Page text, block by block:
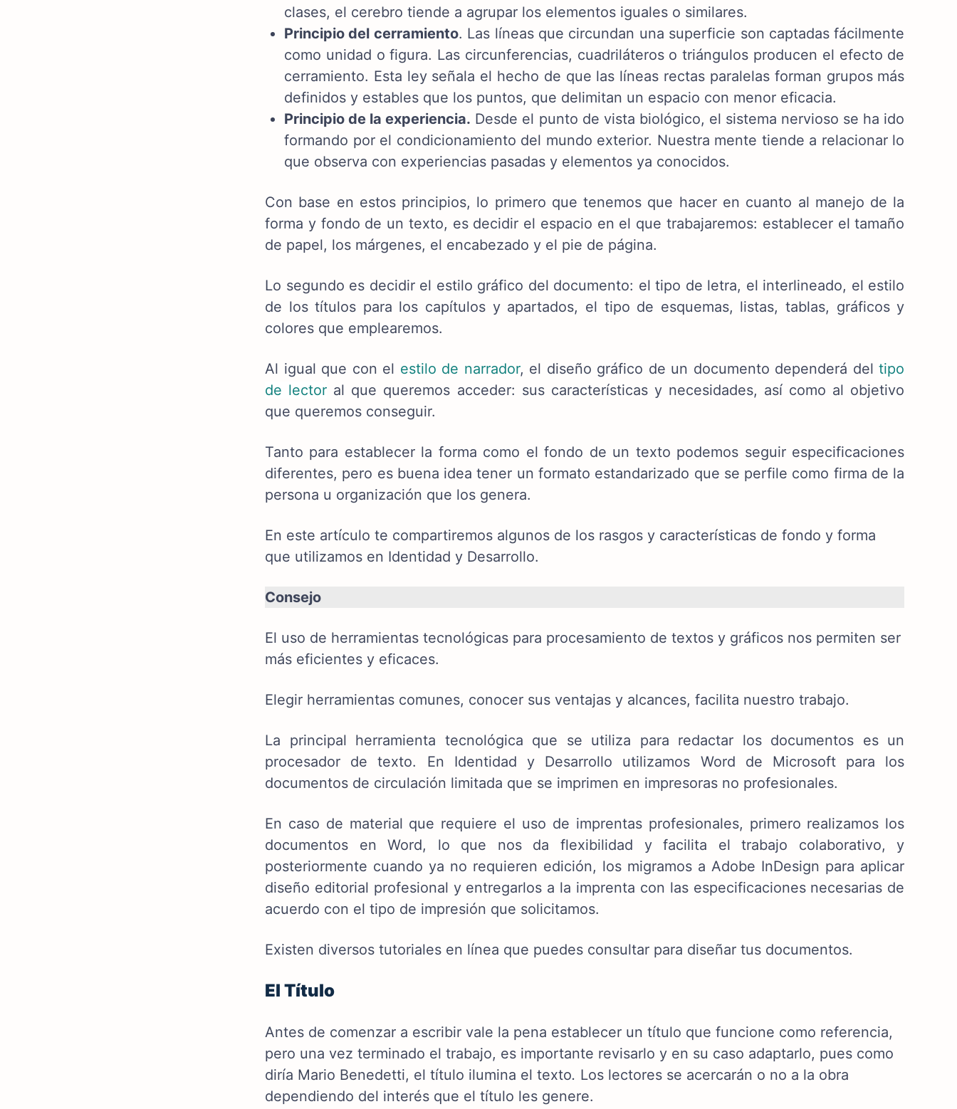
clases, el cerebro tiende a agrupar los elementos iguales o similares.
Principio del cerramiento. Las líneas que circundan una superficie son captadas fácilmente
como unidad o figura. Las circunferencias, cuadriláteros o triángulos producen el efecto de
cerramiento. Esta ley señala el hecho de que las líneas rectas paralelas forman grupos más
definidos y estables que los puntos, que delimitan un espacio con menor eficacia.
Principio de la experiencia. Desde el punto de vista biológico, el sistema nervioso se ha ido
formando por el condicionamiento del mundo exterior. Nuestra mente tiende a relacionar lo
que observa con experiencias pasadas y elementos ya conocidos.
Con base en estos principios, lo primero que tenemos que hacer en cuanto al manejo de la
forma y fondo de un texto, es decidir el espacio en el que trabajaremos: establecer el tamaño
de papel, los márgenes, el encabezado y el pie de página.
Lo segundo es decidir el estilo gráfico del documento: el tipo de letra, el interlineado, el estilo
de los títulos para los capítulos y apartados, el tipo de esquemas, listas, tablas, gráficos y
colores que emplearemos.
Al igual que con el estilo de narrador, el diseño gráfico de un documento dependerá deltipo
de lector al que queremos acceder: sus características y necesidades, así como al objetivo
que queremos conseguir.
Tanto para establecer la forma como el fondo de un texto podemos seguir especificaciones
diferentes, pero es buena idea tener un formato estandarizado que se perfile como firma de la
persona u organización que los genera.
En este artículo te compartiremos algunos de los rasgos y características de fondo y forma
que utilizamos en Identidad y Desarrollo.
Consejo
El uso de herramientas tecnológicas para procesamiento de textos y gráficos nos permiten ser
más eficientes y eficaces.
Elegir herramientas comunes, conocer sus ventajas y alcances, facilita nuestro trabajo.
La principal herramienta tecnológica que se utiliza para redactar los documentos es un
procesador de texto. En Identidad y Desarrollo utilizamos Word de Microsoft para los
documentos de circulación limitada que se imprimen en impresoras no profesionales.
En caso de material que requiere el uso de imprentas profesionales, primero realizamos los
documentos en Word, lo que nos da flexibilidad y facilita el trabajo colaborativo, y
posteriormente cuando ya no requieren edición, los migramos a Adobe InDesign para aplicar
diseño editorial profesional y entregarlos a la imprenta con las especificaciones necesarias de
acuerdo con el tipo de impresión que solicitamos.
Existen diversos tutoriales en línea que puedes consultar para diseñar tus documentos.
El Título
Antes de comenzar a escribir vale la pena establecer un título que funcione como referencia,
pero una vez terminado el trabajo, es importante revisarlo y en su caso adaptarlo, pues como
diría Mario Benedetti, el título ilumina el texto. Los lectores se acercarán o no a la obra
dependiendo del interés que el título les genere.